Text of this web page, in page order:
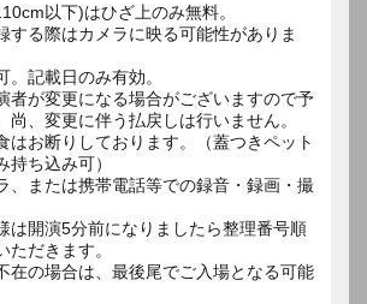
以下)はひざ上のみ無料。
する際はカメラに映る可能性がありま
記載日のみ有効。
者が変更になる場合がございますので予
尚、変更に伴う払戻しは行いません。
はお断りしております。（蓋つきペット
持ち込み可）
、または携帯電話等での録音・録画・撮
は開演5分前になりましたら整理番号順
ただきます。
の場合は、最後尾でご入場となる可能